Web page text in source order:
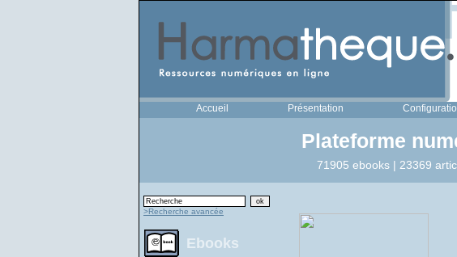
Accueil Présentation
Plateforme
71905 ebooks | 23369
>Recherche avancée
Ebooks